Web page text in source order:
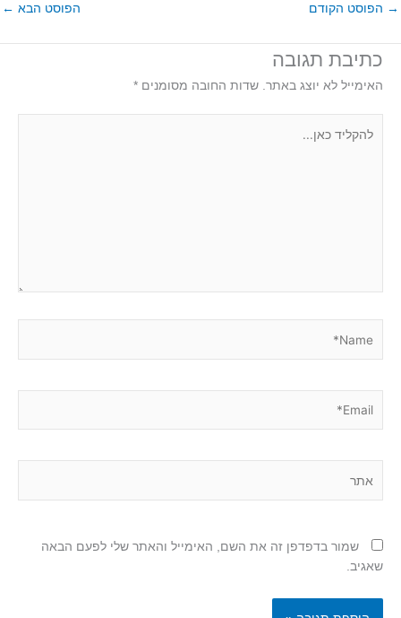
→ הפוסט הקודם הפוסט הבא ←
כתיבת תגובה
האימייל לא יוצג באתר. שדות החובה מסומנים *
כאן...
שמור בדפדפן זה את השם, האימייל והאתר שלי לפעם הבאה
שאגיב.